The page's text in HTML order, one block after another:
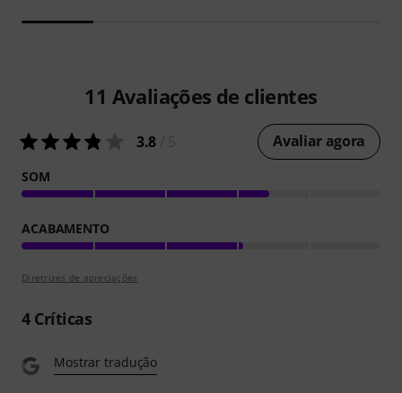
11 Avaliações de clientes
3.8 Avaliar agora
SOM
ACABAMENTO
Diretrizes de apreciações
4Críticas
Mostrar tradução